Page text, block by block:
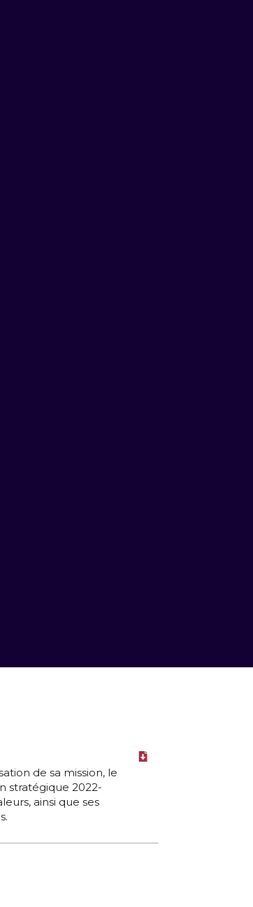
de sa mission, le
stratégique 2022-
ainsi que ses
Télécharger le